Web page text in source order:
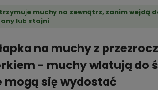
muchy na zewnątrz, zanim wejdą
lub stajni
na muchy z
- muchy wlatują do
mogą się wydostać